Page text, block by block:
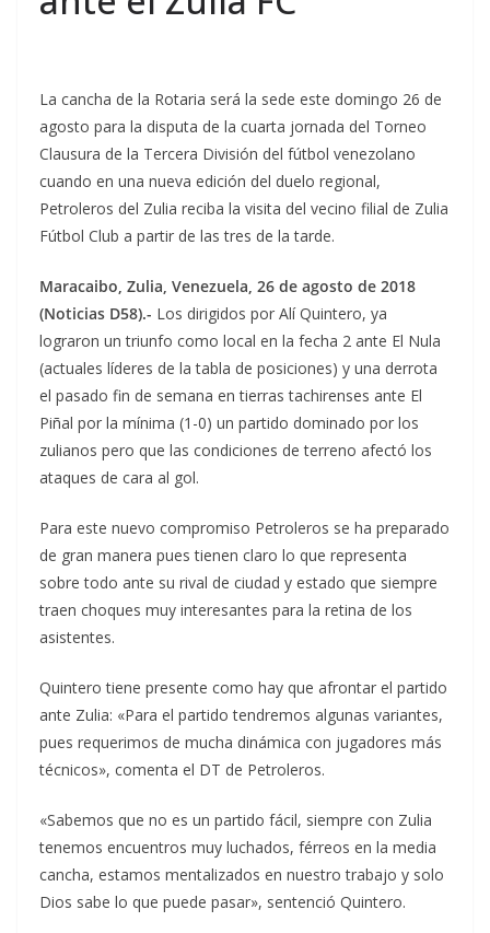
La cancha de la Rotaria será la sede este domingo 26 de
agosto para la disputa de la cuarta jornada del Torneo
Clausura de la Tercera División del fútbol venezolano
cuando en una nueva edición del duelo regional,
Petroleros del Zulia reciba la visita del vecino filial de Zulia
Fútbol Club a partir de las tres de la tarde.
Maracaibo, Zulia, Venezuela, 26 de agosto de 2018
(Noticias D58).- Los dirigidos por Alí Quintero, ya
lograron un triunfo como local en la fecha 2 ante El Nula
(actuales líderes de la tabla de posiciones) y una derrota
el pasado fin de semana en tierras tachirenses ante El
Piñal por la mínima (1-0) un partido dominado por los
zulianos pero que las condiciones de terreno afectó los
ataques de cara al gol.
Para este nuevo compromiso Petroleros se ha preparado
de gran manera pues tienen claro lo que representa
sobre todo ante su rival de ciudad y estado que siempre
traen choques muy interesantes para la retina de los
asistentes.
Quintero tiene presente como hay que afrontar el partido
ante Zulia: «Para el partido tendremos algunas variantes,
pues requerimos de mucha dinámica con jugadores más
técnicos», comenta el DT de Petroleros.
«Sabemos que no es un partido fácil, siempre con Zulia
tenemos encuentros muy luchados, férreos en la media
cancha, estamos mentalizados en nuestro trabajo y solo
Dios sabe lo que puede pasar», sentenció Quintero.